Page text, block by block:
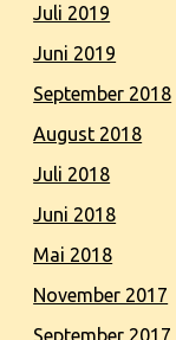
Juli 2019
Juni 2019
September 2018
August 2018
Juli 2018
Juni 2018
Mai 2018
November 2017
September 2017